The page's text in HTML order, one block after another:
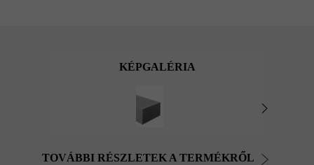
KÉPGALÉRIA
TOVÁBBI RÉSZLETEK A TERMÉKRŐL